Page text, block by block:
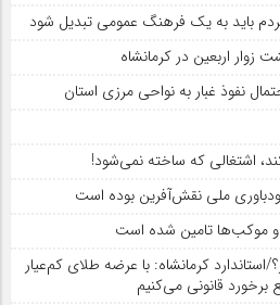
مردم باید به یک فرهنگ عمومی تبدیل شود
زوار اربعین در کرمانشاه
نفوذ غبار به نواحی مرزی استان
اشتغالی که ساخته نمی‌شود!
ملی نقش‌آفرین بوده است
و موکب‌ها تامین شده است
عیار یا اعتماد ۱۸ عیار؟/استاندارد کرمانشاه: با عرضه طلای کم‌عیار
قانونی می‌کنیم